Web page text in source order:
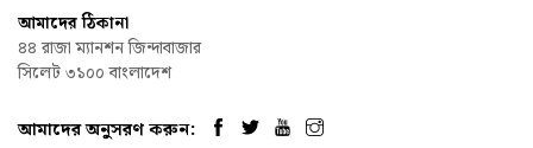
আমাদের ঠিকানা
৪৪ রাজা ম্যানশন জিন্দাবাজার
সিলেট ৩১০০ বাংলাদেশ
আমাদের অনুসরণ করুন: